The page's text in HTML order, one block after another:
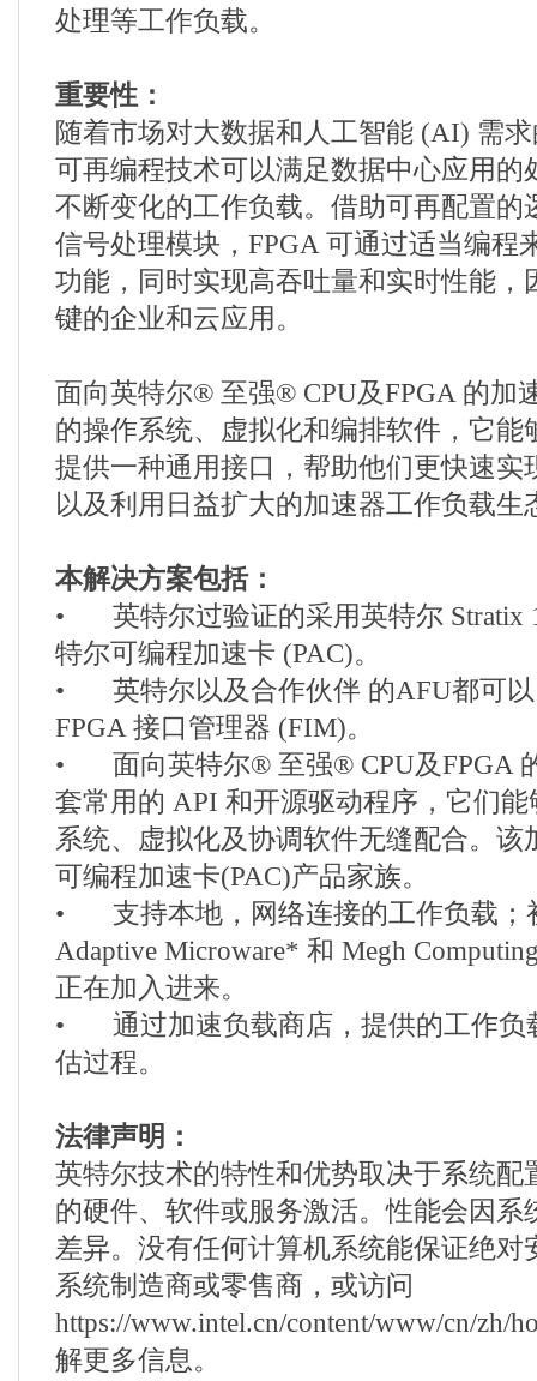
处理等工作负载。
重要性：
随着市场对大数据和人工智能 (AI) 需
可再编程技术可以满足数据中心应用的
不断变化的工作负载。借助可再配置的
信号处理模块，FPGA 可通过适当编程
功能，同时实现高吞吐量和实时性能，
键的企业和云应用。
面向英特尔® 至强® CPU及FPGA 的加
的操作系统、虚拟化和编排软件，它能
提供一种通用接口，帮助他们更快速实
以及利用日益扩大的加速器工作负载生
本解决方案包括：
•
英特尔过验证的采用英特尔 Stratix
特尔可编程加速卡 (PAC)。
•
英特尔以及合作伙伴 的AFU都可
FPGA 接口管理器 (FIM)。
•
面向英特尔® 至强® CPU及FPGA
套常用的 API 和开源驱动程序，它们
系统、虚拟化及协调软件无缝配合。该
可编程加速卡(PAC)产品家族。
•
支持本地，网络连接的工作负载；
Adaptive Microware* 和 Megh
正在加入进来。
•
通过加速负载商店，提供的工作负
估过程。
法律声明：
英特尔技术的特性和优势取决于系统配
的硬件、软件或服务激活。性能会因系
差异。没有任何计算机系统能保证绝对
系统制造商或零售商，或访问
https://www.intel.cn/content/www/cn/zh/
解更多信息。